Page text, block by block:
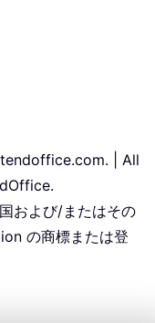
| All
および/またはその
の商標または登